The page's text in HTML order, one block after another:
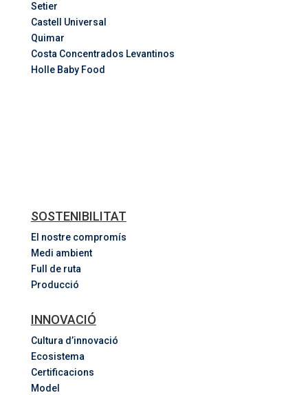
Setier
Castell Universal
Quimar
Costa Concentrados Levantinos
Holle Baby Food
SOSTENIBILITAT
El nostre compromís
Medi ambient
Full de ruta
Producció
INNOVACIÓ
Cultura d’innovació
Ecosistema
Certificacions
Model